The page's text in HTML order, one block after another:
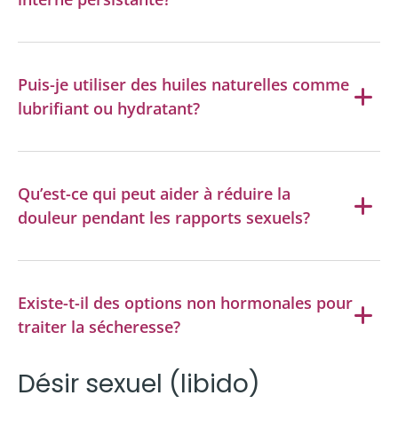
Puis-je utiliser des huiles naturelles comme
lubrifiant ou hydratant?
Qu’est-ce qui peut aider à réduire la
douleur pendant les rapports sexuels?
Existe-t-il des options non hormonales pour
traiter la sécheresse?
Désir sexuel (libido)